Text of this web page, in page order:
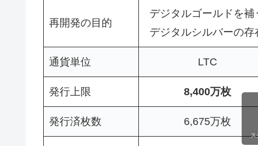
再開発の目的
デジタルゴールドを補
デジタルシルバーの存
通貨単位 LTC
発行上限 8,400万枚
発行済枚数 6,675万枚
ス